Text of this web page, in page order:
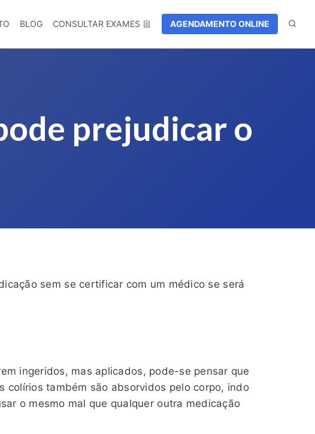
BLOG CONSULTAR EXAMES AGENDAMENTO ONLINE
prejudicar o
sem se certificar com um médico se será
ingeridos, mas aplicados, pode-se pensar que
colírios também são absorvidos pelo corpo, indo
o mesmo mal que qualquer outra medicação